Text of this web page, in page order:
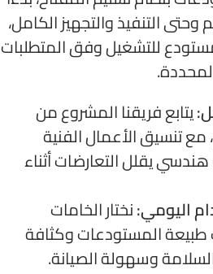
التنفيذ والتجهيز الكامل،
للتشغيل وفق المتطلبات
يتابع فريقنا المشروع من
مع تنسيق الأعمال الفنية
يقلل التعارضات أثناء
اليومي:نختار الخامات
طبيعة المستودعات وكثافة
وسهولة الصيانة.